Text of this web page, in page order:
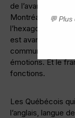
de l’avancée de
Montréal ? C’est
l’hexagone
est avant tout le
communiquer et
émotions. Et le
fonctions.
Les Québécois
l’anglais, langue